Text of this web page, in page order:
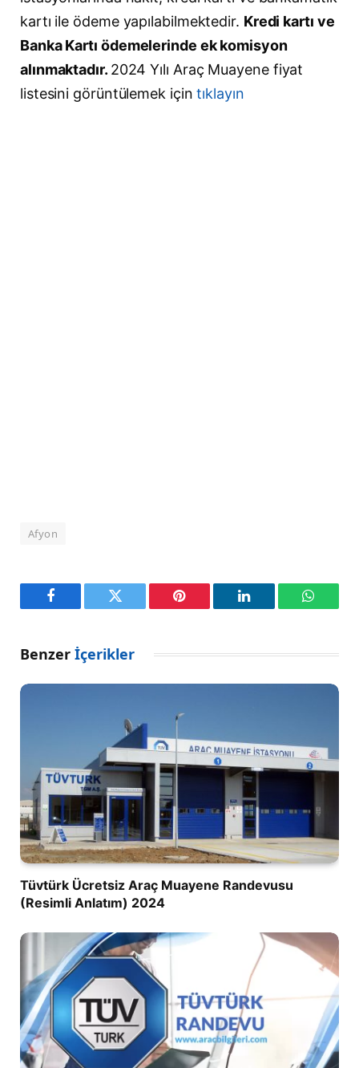
kartı ile ödeme yapılabilmektedir. Kredi kartı ve
Banka Kartı ödemelerinde ek komisyon
alınmaktadır. 2024 Yılı Araç Muayene fiyat
listesini görüntülemek içintıklayın
Afyon
Facebook Twitter Pinterest LinkedIn
Benzer İçerikler
Tüvtürk Ücretsiz Araç Muayene Randevusu
(Resimli Anlatım) 2024